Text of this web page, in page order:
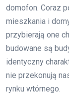
domofon. Coraz
mieszkania i
przybierają one
budowane są
identyczny
nie przekonują
rynku wtórnego.